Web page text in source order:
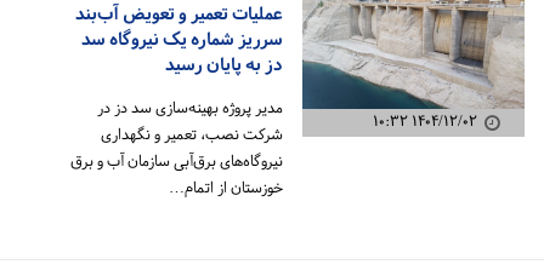
۱۴۰۴/۱۲/۰۲ ۱۰:۳۲
عملیات تعمیر و تعویض آب‌بند
سرریز شماره یک نیروگاه سد
دز به پایان رسید
مدیر پروژه بهینه‌سازی سد دز در
شرکت نصب، تعمیر و نگهداری
نیروگاه‌های برق‌آبی سازمان آب و برق
خوزستان از اتمام…